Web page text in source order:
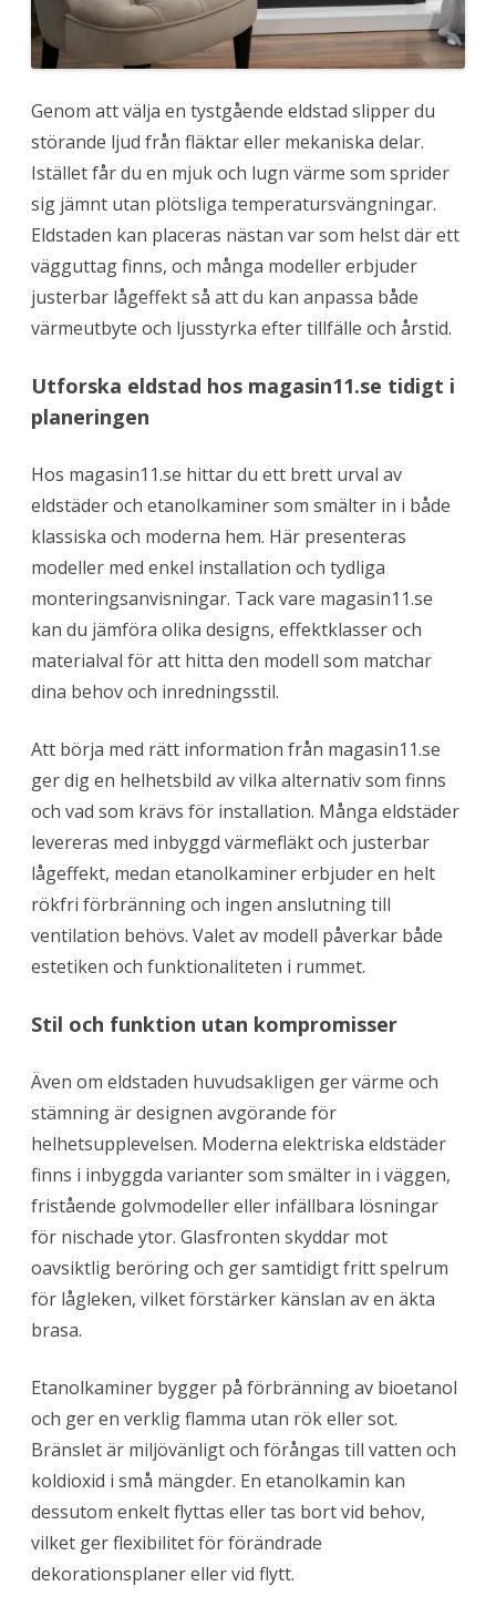
f
ö
r
n
m
h
u
s
b
r
u
k
Genom att välja en tystgående eldstad slipper du
störande ljud från fläktar eller mekaniska delar.
Istället får du en mjuk och lugn värme som sprider
sig jämnt utan plötsliga temperatursvängningar.
Eldstaden kan placeras nästan var som helst där ett
vägguttag finns, och många modeller erbjuder
justerbar lågeffekt så att du kan anpassa både
värmeutbyte och ljusstyrka efter tillfälle och årstid.
Utforska eldstad hos magasin11.se tidigt i
planeringen
Hos magasin11.se hittar du ett brett urval av
eldstäder och etanolkaminer som smälter in i både
klassiska och moderna hem. Här presenteras
modeller med enkel installation och tydliga
monteringsanvisningar. Tack vare magasin11.se
kan du jämföra olika designs, effektklasser och
materialval för att hitta den modell som matchar
dina behov och inredningsstil.
Att börja med rätt information från magasin11.se
ger dig en helhetsbild av vilka alternativ som finns
och vad som krävs för installation. Många eldstäder
levereras med inbyggd värmefläkt och justerbar
lågeffekt, medan etanolkaminer erbjuder en helt
rökfri förbränning och ingen anslutning till
ventilation behövs. Valet av modell påverkar både
estetiken och funktionaliteten i rummet.
Stil och funktion utan kompromisser
Även om eldstaden huvudsakligen ger värme och
stämning är designen avgörande för
helhetsupplevelsen. Moderna elektriska eldstäder
finns i inbyggda varianter som smälter in i väggen,
fristående golvmodeller eller infällbara lösningar
för nischade ytor. Glasfronten skyddar mot
oavsiktlig beröring och ger samtidigt fritt spelrum
för lågleken, vilket förstärker känslan av en äkta
brasa.
Etanolkaminer bygger på förbränning av bioetanol
och ger en verklig flamma utan rök eller sot.
Bränslet är miljövänligt och förångas till vatten och
koldioxid i små mängder. En etanolkamin kan
dessutom enkelt flyttas eller tas bort vid behov,
vilket ger flexibilitet för förändrade
dekorationsplaner eller vid flytt.